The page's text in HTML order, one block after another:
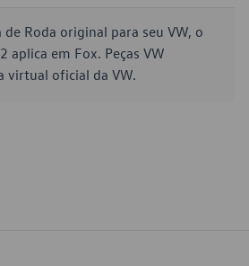
Roda original para seu VW, o
aplica em Fox. Peças VW
virtual oficial da VW.